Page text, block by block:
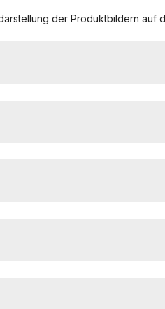
der Produktbildern auf